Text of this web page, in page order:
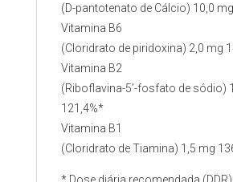
(D-pantotenato de Cálcio) 10,0
Vitamina B6
(Cloridrato de piridoxina) 2,0 mg
Vitamina B2
(Riboflavina-5’-fosfato de sódio)
121,4%*
Vitamina B1
(Cloridrato de Tiamina) 1,5 mg